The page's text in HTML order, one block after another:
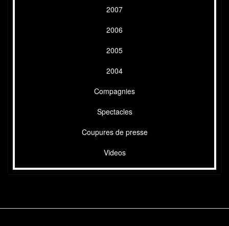
2007
2006
2005
2004
Compagnies
Spectacles
Coupures de presse
Videos